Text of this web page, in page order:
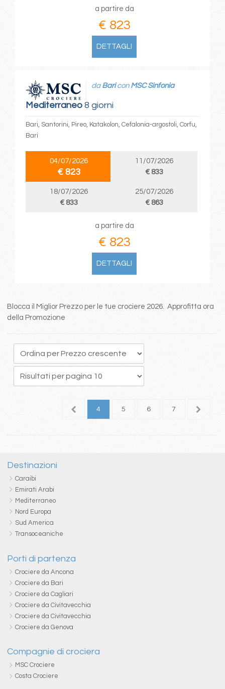
a partire da
€ 823
DETTAGLI
Mediterraneo8 giorni
da Baricon MSC Sinfonia
Bari, Santorini, Pireo, Katakolon, Cefalonia-argostoli, Corfu,
Bari
04/07/2026
€ 823
11/07/2026
€ 833
18/07/2026
€ 833
25/07/2026
€ 863
a partire da
€ 823
DETTAGLI
Blocca il Miglior Prezzo per le tue crociere 2026. Approfitta ora
della Promozione
3 4 5 6 7 8
Destinazioni
Caraibi
Emirati Arabi
Mediterraneo
Nord Europa
Sud America
Transoceaniche
Porti di partenza
Crociere da Ancona
Crociere da Bari
Crociere da Cagliari
Crociere da Civitavecchia
Crociere da Civitavecchia
Crociere da Genova
Compagnie di crociera
MSC Crociere
Costa Crociere